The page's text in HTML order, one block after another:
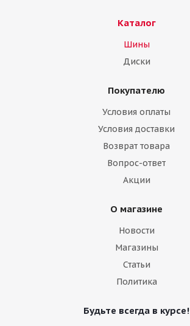
Каталог
Шины
Диски
Покупателю
Условия оплаты
Условия доставки
Возврат товара
Вопрос-ответ
Акции
О магазине
Новости
Магазины
Статьи
Политика
Будьте всегда в курсе!